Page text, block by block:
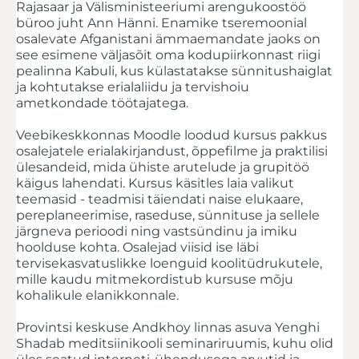
Rajasaar ja Välisministeeriumi arengukoostöö
büroo juht Ann Hänni. Enamike tseremoonial
osalevate Afganistani ämmaemandate jaoks on
see esimene väljasõit oma kodupiirkonnast riigi
pealinna Kabuli, kus külastatakse sünnitushaiglat
ja kohtutakse erialaliidu ja tervishoiu
ametkondade töötajatega.
Veebikeskkonnas Moodle loodud kursus pakkus
osalejatele erialakirjandust, õppefilme ja praktilisi
ülesandeid, mida ühiste arutelude ja grupitöö
käigus lahendati. Kursus käsitles laia valikut
teemasid - teadmisi täiendati naise elukaare,
pereplaneerimise, raseduse, sünnituse ja sellele
järgneva perioodi ning vastsündinu ja imiku
hoolduse kohta. Osalejad viisid ise läbi
tervisekasvatuslikke loenguid koolitüdrukutele,
mille kaudu mitmekordistub kursuse mõju
kohalikule elanikkonnale.
Provintsi keskuse Andkhoy linnas asuva Yenghi
Shadab meditsiinikooli seminariruumis, kuhu olid